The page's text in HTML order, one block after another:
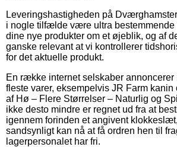
Leveringshastigheden på
i nogle tilfælde være ultra bestemmende
dine nye produkter om et øjeblik, og af
ganske relevant at vi kontrollerer
for det aktuelle produkt.
En række internet selskaber annoncerer
fleste varer, eksempelvis JR Farm kanin
af Hø – Flere Størrelser – Naturlig og
ikke desto mindre er regnet ud fra at
igennem forinden et angivent
sandsynligt kan nå at få ordren hen til
lagerpersonalet har fri.